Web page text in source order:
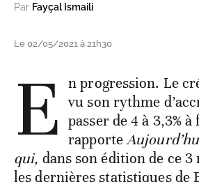
Par Fayçal Ismaili
Le 02/05/2021 à 21h30
E n progression. Le
vu son rythme
passer de 4 à 3,3%
rapporte
qui, dans son édition de ce
les dernières statistiques de